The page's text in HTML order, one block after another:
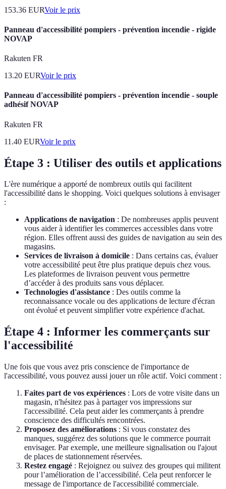
153.36 EURVoir le prix
Panneau d'accessibilité pompiers - prévention incendie - rigide
NOVAP
Rakuten FR
13.20 EURVoir le prix
Panneau d'accessibilité pompiers - prévention incendie - souple
adhésif NOVAP
Rakuten FR
11.40 EURVoir le prix
Étape 3 : Utiliser des outils et applications
L'ère numérique a apporté de nombreux outils qui facilitent
l'accessibilité dans le shopping. Voici quelques solutions à envisager
:
Applications de navigation : De nombreuses applis peuvent
vous aider à identifier les commerces accessibles dans votre
région. Elles offrent aussi des guides de navigation au sein des
magasins.
Services de livraison à domicile : Dans certains cas, évaluer
votre accessibilité peut être plus pratique depuis chez vous.
Les plateformes de livraison peuvent vous permettre
d’accéder à des produits sans vous déplacer.
Technologies d'assistance : Des outils comme la
reconnaissance vocale ou des applications de lecture d'écran
ont évolué et peuvent simplifier votre expérience d'achat.
Étape 4 : Informer les commerçants sur
l'accessibilité
Une fois que vous avez pris conscience de l'importance de
l'accessibilité, vous pouvez aussi jouer un rôle actif. Voici comment :
Faites part de vos expériences : Lors de votre visite dans un
magasin, n'hésitez pas à partager vos impressions sur
l'accessibilité. Cela peut aider les commerçants à prendre
conscience des difficultés rencontrées.
Proposez des améliorations : Si vous constatez des
manques, suggérez des solutions que le commerce pourrait
envisager. Par exemple, une meilleure signalisation ou l'ajout
de places de stationnement réservées.
Restez engagé : Rejoignez ou suivez des groupes qui militent
pour l’amélioration de l’accessibilité. Cela peut renforcer le
message de l'importance de l'accessibilité commerciale.